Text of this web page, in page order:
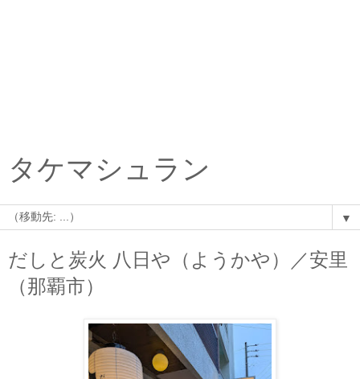
タケマシュラン
▼
だしと炭火 八日や（ようかや）／安里
（那覇市）